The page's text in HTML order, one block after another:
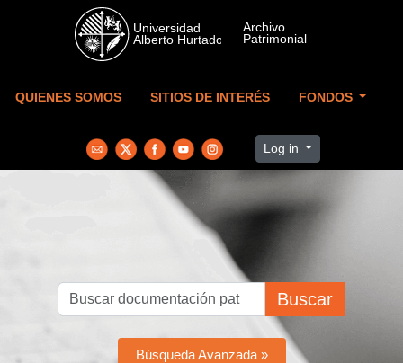
Skip to main content
QUIENES SOMOS SITIOS DE INTERÉS FONDOS
Log in
Buscar
Búsqueda Avanzada »